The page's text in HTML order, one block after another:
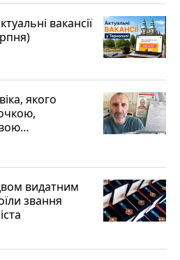
вакансії
якого
видатним
звання